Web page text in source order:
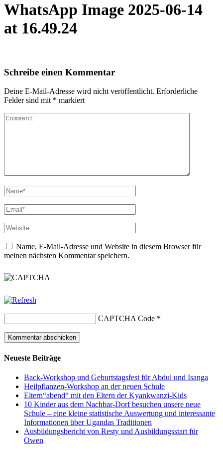
WhatsApp Image 2025-06-14
at 16.49.24
Schreibe einen Kommentar
Deine E-Mail-Adresse wird nicht veröffentlicht. Erforderliche
Felder sind mit * markiert
Name, E-Mail-Adresse und Website in diesem Browser für
meinen nächsten Kommentar speichern.
CAPTCHA Code *
Neueste Beiträge
Back-Workshop und Geburtstagsfest für Abdul und Isanga
Heilpflanzen-Workshop an der neuen Schule
Eltern“abend“ mit den Eltern der Kyankwanzi-Kids
10 Kinder aus dem Nachbar-Dorf besuchen unsere neue
Schule – eine kleine statistische Auswertung und interessante
Informationen über Ugandas Traditionen
Ausbildungsbericht von Resty und Ausbildungsstart für
Owen